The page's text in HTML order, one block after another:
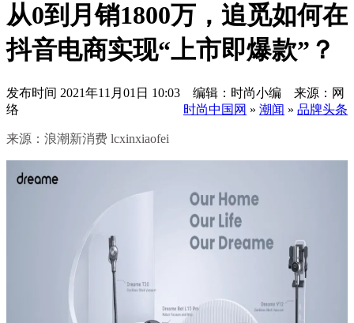
从0到月销1800万，追觅如何在
抖音电商实现“上市即爆款”？
发布时间 2021年11月01日 10:03 编辑：时尚小编 来源：网
络
时尚中国网 » 潮闻 » 品牌头条
来源：浪潮新消费 lcxinxiaofei